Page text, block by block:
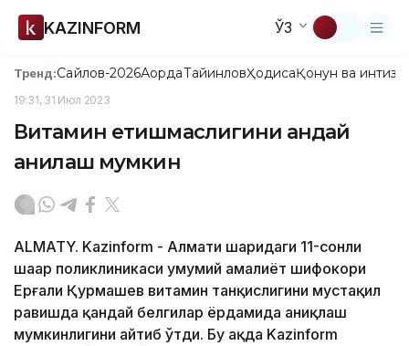
KAZINFORM ЎЗ
Тренд:Сайлов-2026АқордаТайинловҲодисаҚонун ва
19:31, 31 Июл 2023
Витамин етишмаслигини қандай
аниқлаш мумкин
ALMATY. Kazinform - Алмати шаҳридаги 11-сонли
шаҳар поликлиникаси умумий амалиёт шифокори
Ерғали Қурмашев витамин танқислигини мустақил
равишда қандай белгилар ёрдамида аниқлаш
мумкинлигини айтиб ўтди. Бу ҳақда Kazinform